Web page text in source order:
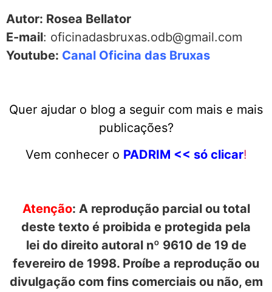
Autor: Rosea Bellator
E-mail: oficinadasbruxas.odb@gmail.com
Youtube: Canal Oficina das Bruxas
Quer ajudar o blog a seguir com mais e mais
publicações?
Vem conhecer o PADRIM << só clicar!
Atenção: A reprodução parcial ou total
deste texto é proibida e protegida pela
lei do direito autoral nº 9610 de 19 de
fevereiro de 1998. Proíbe a reprodução ou
divulgação com fins comerciais ou não, em